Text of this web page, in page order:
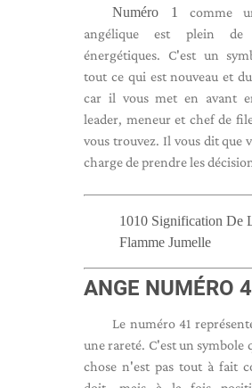
Numéro 1
comme
angélique est plein de
énergétiques. C'est un
tout ce qui est nouveau et
car il vous met en avant
leader, meneur et chef de
vous trouvez. Il vous dit que
charge de prendre les
1010 Signification De
Flamme Jumelle
ANGE NUMÉRO
Le numéro 41
une rareté. C'est un symbole
chose n'est pas tout à fait